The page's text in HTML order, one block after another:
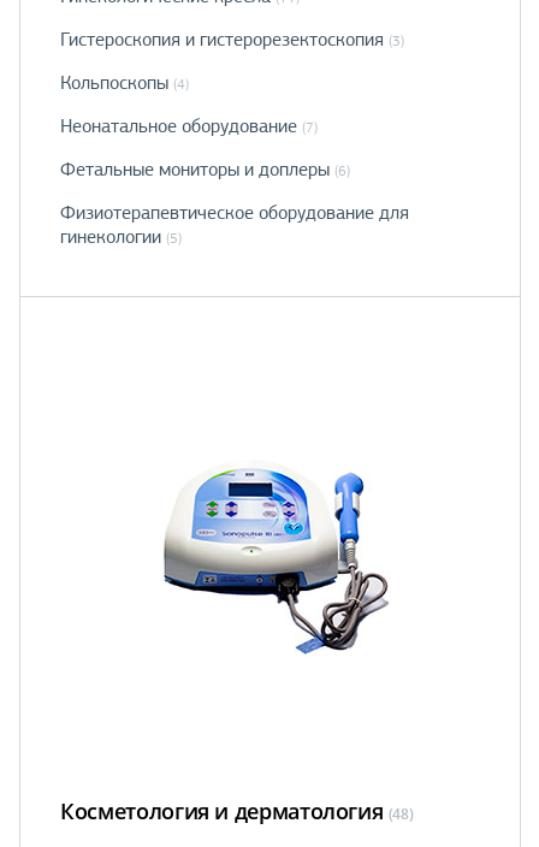
Гистероскопия и гистерорезектоскопия (3)
Кольпоскопы (4)
Неонатальное оборудование (7)
Фетальные мониторы и доплеры (6)
Физиотерапевтическое оборудование для
гинекологии (5)
Косметология и дерматология (48)